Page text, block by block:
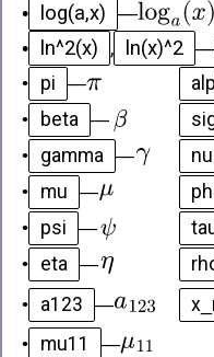
•
log(a,x) —
•
ln^2(x) , ln(x)^2 —
• pi —
•
beta —
•
gamma — nu
•
mu —
•
psi —
•
eta —
•
a123 —
•
mu11 —